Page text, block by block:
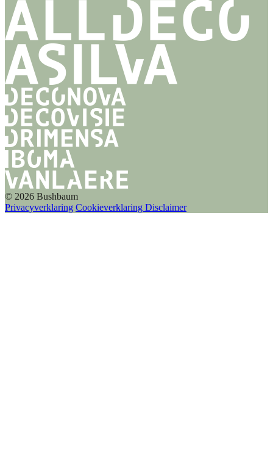
© 2026 Bushbaum
Privacyverklaring Cookieverklaring Disclaimer